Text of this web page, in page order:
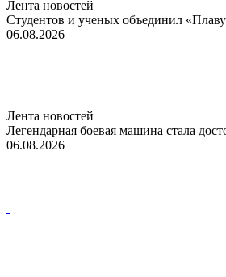
Лента новостей
Студентов и ученых объединил
06.08.2026
Лента новостей
Легендарная боевая машина стала
06.08.2026